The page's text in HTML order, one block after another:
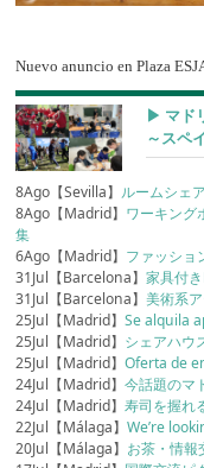
Nuevo anuncio en Plaza
▶︎ マド
～スペ
8Ago【Sevilla】 ルームシェ
8Ago【Madrid】 ワーキング
集
6Ago【Madrid】 ファッショ
31Jul【Barcelona】家具付
31Jul【Barcelona】美術系
25Jul【Madrid】Se alquila
25Jul【Madrid】 シェアハウ
25Jul【Madrid】Oferta de
24Jul【Madrid】今話題のマ
24Jul【Madrid】寿司を握れ
22Jul【Málaga】We’re
20Jul【Málaga】 お茶・情報